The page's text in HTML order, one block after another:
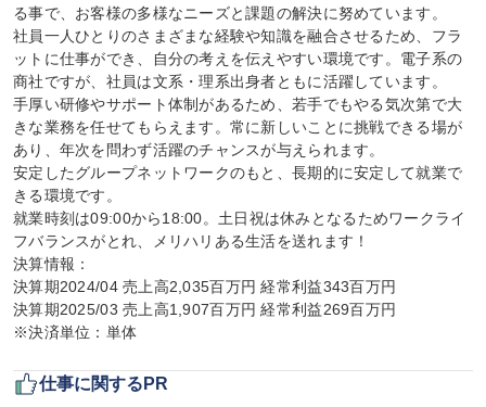
る事で、お客様の多様なニーズと課題の解決に努めています。
社員一人ひとりのさまざまな経験や知識を融合させるため、フラ
ットに仕事ができ、自分の考えを伝えやすい環境です。電子系の
商社ですが、社員は文系・理系出身者ともに活躍しています。
手厚い研修やサポート体制があるため、若手でもやる気次第で大
きな業務を任せてもらえます。常に新しいことに挑戦できる場が
あり、年次を問わず活躍のチャンスが与えられます。
安定したグループネットワークのもと、長期的に安定して就業で
きる環境です。
就業時刻は09:00から18:00。土日祝は休みとなるためワークライ
フバランスがとれ、メリハリある生活を送れます！
決算情報：
決算期2024/04 売上高2,035百万円 経常利益343百万円
決算期2025/03 売上高1,907百万円 経常利益269百万円
※決済単位：単体
仕事に関するPR